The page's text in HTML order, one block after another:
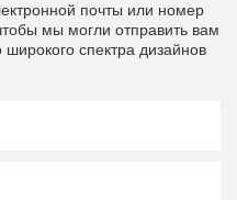
почты или номер
мы могли отправить вам
спектра дизайнов